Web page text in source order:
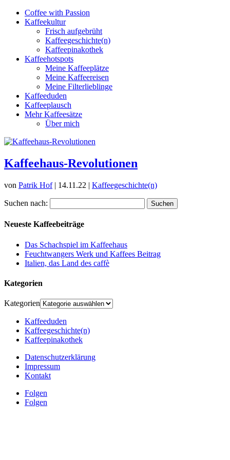
Coffee with Passion
Kaffeekultur
Frisch aufgebrüht
Kaffeegeschichte(n)
Kaffeepinakothek
Kaffeehotspots
Meine Kaffeeplätze
Meine Kaffeereisen
Meine Filterlieblinge
Kaffeeduden
Kaffeeplausch
Mehr Kaffeesätze
Über mich
Kaffeehaus-Revolutionen
von Patrik Hof| 14.11.22 | Kaffeegeschichte(n)
Suchen nach:
Neueste Kaffeebeiträge
Das Schachspiel im Kaffeehaus
Feuchtwangers Werk und Kaffees Beitrag
Italien, das Land des caffè
Kategorien
Kategorien
Kaffeeduden
Kaffeegeschichte(n)
Kaffeepinakothek
Datenschutzerklärung
Impressum
Kontakt
Folgen
Folgen